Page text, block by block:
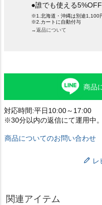
●誰でも使える
※1.北海道・沖縄は別途1,100
※2.カートに自動付与
→返品について
商品
対応時間:平日10:00～17:00
※30分以内の返信にて運用中。
商品についてのお問い合わせ
レ
関連アイテム